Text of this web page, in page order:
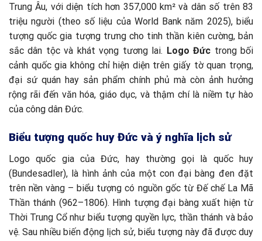
Trung Âu, với diện tích hơn 357,000 km² và dân số trên 83
triệu người (theo số liệu của World Bank năm 2025), biểu
tượng quốc gia tượng trưng cho tinh thần kiên cường, bản
sắc dân tộc và khát vọng tương lai. Logo Đức trong bối
cảnh quốc gia không chỉ hiện diện trên giấy tờ quan trọng,
đại sứ quán hay sản phẩm chính phủ mà còn ảnh hưởng
rộng rãi đến văn hóa, giáo dục, và thậm chí là niềm tự hào
của công dân Đức.
Biểu tượng quốc huy Đức và ý nghĩa lịch sử
Logo quốc gia của Đức, hay thường gọi là quốc huy
(Bundesadler), là hình ảnh của một con đại bàng đen đặt
trên nền vàng – biểu tượng có nguồn gốc từ Đế chế La Mã
Thần thánh (962–1806). Hình tượng đại bàng xuất hiện từ
Thời Trung Cổ như biểu tượng quyền lực, thần thánh và bảo
vệ. Sau nhiều biến động lịch sử, biểu tượng này đã được duy